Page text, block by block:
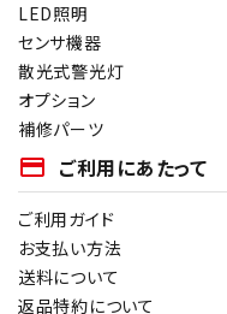
LED照明
センサ機器
散光式警光灯
オプション
補修パーツ
payment ご利用にあたって
ご利用ガイド
お支払い方法
送料について
返品特約について